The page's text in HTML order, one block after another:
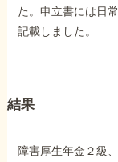
た。申立書には日
記載しました。
結果
障害厚生年金２級